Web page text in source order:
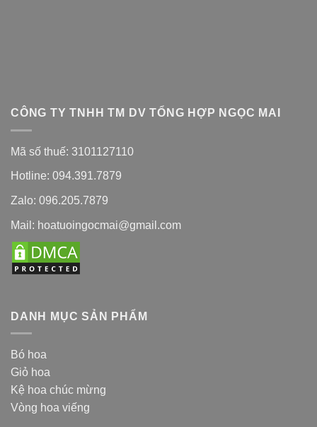
CÔNG TY TNHH TM DV TỔNG HỢP NGỌC MAI
Mã số thuế: 3101127110
Hotline: 094.391.7879
Zalo: 096.205.7879
Mail: hoatuoingocmai@gmail.com
DANH MỤC SẢN PHẨM
Bó hoa
Giỏ hoa
Kệ hoa chúc mừng
Vòng hoa viếng